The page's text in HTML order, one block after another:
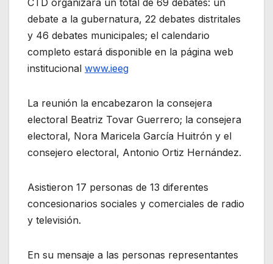
debate a la gubernatura, 22 debates distritales
y 46 debates municipales; el calendario
completo estará disponible en la página web
institucional www.ieeg
La reunión la encabezaron la consejera
electoral Beatriz Tovar Guerrero; la consejera
electoral, Nora Maricela García Huitrón y el
consejero electoral, Antonio Ortiz Hernández.
Asistieron 17 personas de 13 diferentes
concesionarios sociales y comerciales de radio
y televisión.
En su mensaje a las personas representantes